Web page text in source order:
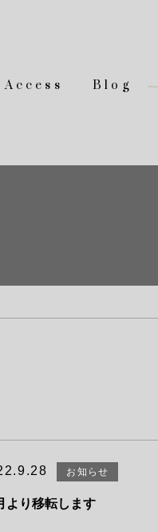
Access Blog
お知らせ
より移転します